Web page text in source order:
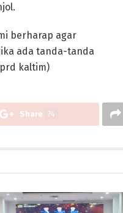
berharap agar
ada tanda-tanda
kaltim)
Share 74